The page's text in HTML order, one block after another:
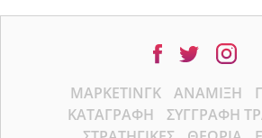
ΜΆΡΚΕΤΙΝΓΚ ΑΝΆΜΙΞΗ
ΚΑΤΑΓΡΑΦΉ
ΣΥΓΓΡΑΦΉ